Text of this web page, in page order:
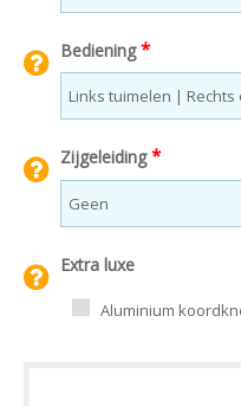
Bediening*
Zijgeleiding*
Extra luxe
Aluminium